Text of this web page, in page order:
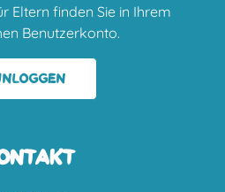
Eltern finden Sie in Ihrem
Benutzerkonto.